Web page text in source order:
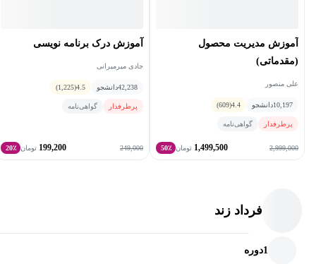
آموزش مدیریت محصول
(مقدماتی)
علی منصور
10,197دانشجو 4.4
(609)
پرطرفدار گواهی‌نامه
2,999,000
1,499,500 تومان 50٪
آموزش درک برنامه نویسی
جادی میرمیرانی
42,238دانشجو 4.5
(1,225)
پرطرفدار گواهی‌نامه
249,000
199,200 تومان 20٪
فرداد زند
1دوره